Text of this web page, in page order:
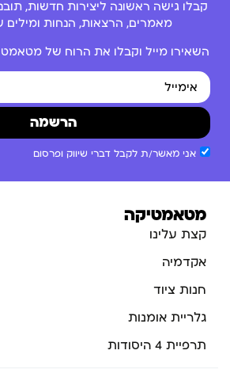
קבלו גישה ראשונה ליצירות חדשות,
מאמרים, הרצאות, הנחות ומילים
השאירו מייל וקבלו את הרוח של
אני מאשר/ת לקבל דברי שיווק ופרסום
הרשמה
מטאמטיקה
קצת עלינו
אקדמיה
חנות ציוד
גלריית אומנות
תרפיית 4 היסודות